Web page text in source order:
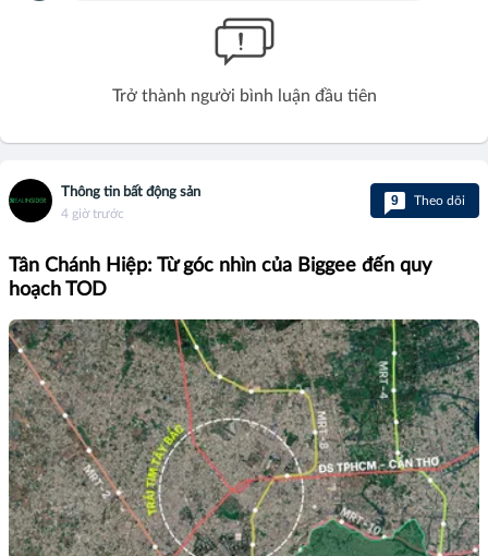
Trở thành người bình luận đầu tiên
Thông tin bất động sản
4 giờ trước
9 Theo dõi
Tân Chánh Hiệp: Từ góc nhìn của Biggee đến quy
hoạch TOD